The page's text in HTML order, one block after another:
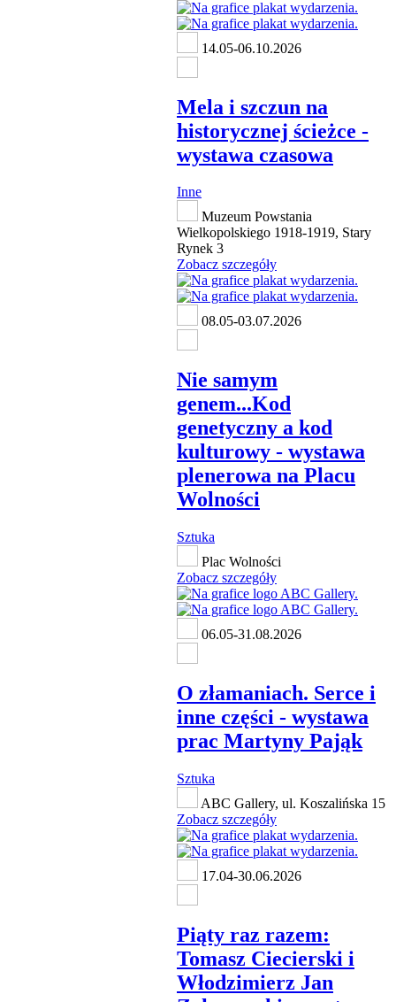
14.05-06.10.2026
Mela i szczun na
historycznej ścieżce -
wystawa czasowa
Inne
Muzeum Powstania
Wielkopolskiego 1918-1919, Stary
Rynek 3
Zobacz szczegóły
08.05-03.07.2026
Nie samym
genem...Kod
genetyczny a kod
kulturowy - wystawa
plenerowa na Placu
Wolności
Sztuka
Plac Wolności
Zobacz szczegóły
06.05-31.08.2026
O złamaniach. Serce i
inne części - wystawa
prac Martyny Pająk
Sztuka
ABC Gallery, ul. Koszalińska 15
Zobacz szczegóły
17.04-30.06.2026
Piąty raz razem:
Tomasz Ciecierski i
Włodzimierz Jan